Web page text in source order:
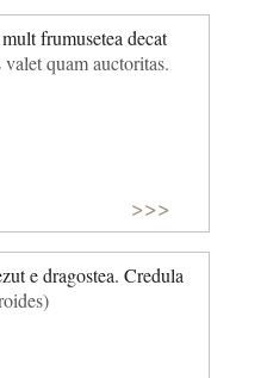
frumusetea decat
quam auctoritas.
>>>
e dragostea. Credula